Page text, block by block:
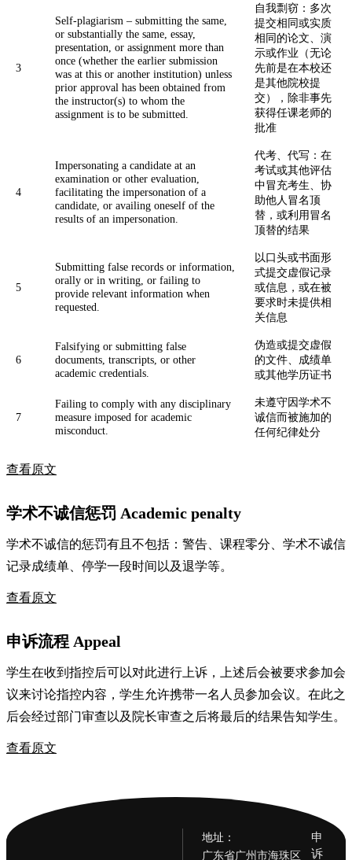
3
Self-plagiarism – submitting the same,
or substantially the same, essay,
presentation, or assignment more than
once (whether the earlier submission
was at this or another institution) unless
prior approval has been obtained from
the instructor(s) to whom the
assignment is to be submitted.
自我剽窃：多次
提交相同或实质
相同的论文、演
示或作业（无论
先前是在本校还
是其他院校提
交），除非事先
获得任课老师的
批准
4
Impersonating a candidate at an
examination or other evaluation,
facilitating the impersonation of a
candidate, or availing oneself of the
results of an impersonation.
代考、代写：在
考试或其他评估
中冒充考生、协
助他人冒名顶
替，或利用冒名
顶替的结果
5
Submitting false records or information,
orally or in writing, or failing to
provide relevant information when
requested.
以口头或书面形
式提交虚假记录
或信息，或在被
要求时未提供相
关信息
6
Falsifying or submitting false
documents, transcripts, or other
academic credentials.
伪造或提交虚假
的文件、成绩单
或其他学历证书
7
Failing to comply with any disciplinary
measure imposed for academic
misconduct.
未遵守因学术不
诚信而被施加的
任何纪律处分
查看原文
学术不诚信惩罚 Academic penalty
学术不诚信的惩罚有且不包括：警告、课程零分、学术不诚信
记录成绩单、停学一段时间以及退学等。
查看原文
申诉流程 Appeal
学生在收到指控后可以对此进行上诉，上述后会被要求参加会
议来讨论指控内容，学生允许携带一名人员参加会议。在此之
后会经过部门审查以及院长审查之后将最后的结果告知学生。
查看原文
地址：
广东省广州市海珠区
申
诉